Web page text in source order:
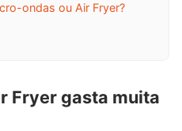
ondas ou Air Fryer?
Fryer gasta muita